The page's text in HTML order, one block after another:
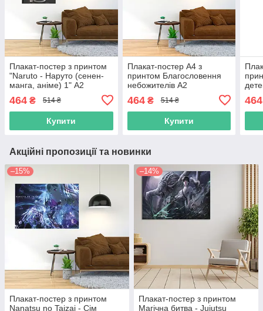
Плакат-постер з принтом
"Naruto - Наруто (сенен-
манга, аніме) 1" А2
464 ₴ 514 ₴
Купити
Плакат-постер А4 з
принтом Благословення
небожителів А2
464₴ 514 ₴
Купити
464
Акційні пропозиції та новинки
–15%
Плакат-постер з принтом
Nanatsu no Taizai - Сім
–14%
Плакат-постер з принтом
Магічна битва - Jujutsu